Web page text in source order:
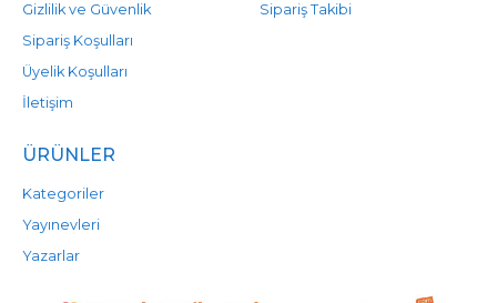
Gizlilik ve Güvenlik
Sipariş Koşulları
Üyelik Koşulları
İletişim
Sipariş Takibi
ÜRÜNLER
Kategoriler
Yayınevleri
Yazarlar